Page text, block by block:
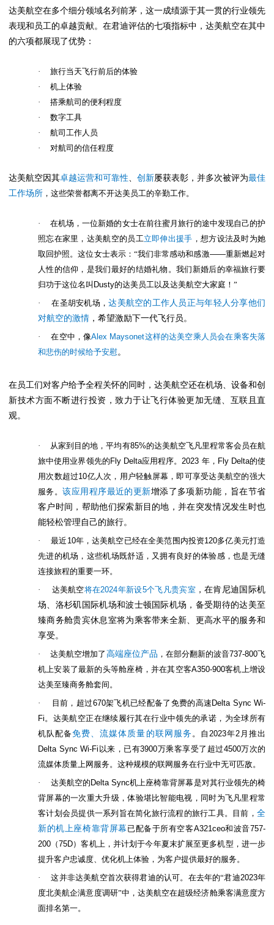
达美航空在多个细分领域名列前茅，这一成绩源于其一贯的行业领先
表现和员工的卓越贡献。在君迪评估的七项指标中，达美航空在其中
的六项都展现了优势：
·
旅行当天飞行前后的体验
·
机上体验
·
搭乘航司的便利程度
·
数字工具
·
航司工作人员
·
对航司的信任程度
达美航空因其卓越运营和可靠性、 创新屡获表彰，并多次被评为最佳
工作场所 ，这些荣誉都离不开达美员工的辛勤工作。
·
在机场，一位新婚的女士在前往蜜月旅行的途中发现自己的护
照忘在家里，达美航空的员工立即伸出援手 ，想方设法及时为她
取回护照。这位女士表示：“我们非常感动和感激——重新燃起对
人性的信仰，是我们最好的结婚礼物。我们新婚后的幸福旅行要
归功于这位名叫 Dusty的达美员工以及达美航空大家庭！”
·
在圣胡安机场，达美航空的工作人员正与年轻人分享他们
对航空的激情 ，希望激励下一代飞行员。
·
在空中，像Alex Maysonet这样的达美空乘人员会在乘客失落
和悲伤的时候给予安慰。
在员工们对客户给予全程关怀的同时，达美航空还在机场、设备和创
新技术方面不断进行投资，致力于让飞行体验更加无缝、互联且直
观。
· 从家到目的地，平均有85%的达美航空飞凡里程常客会员在航
旅中使用业界领先的 Fly Delta应用程序。2023 年， Fly Delta的使
用次数超过10亿人次，用户轻触屏幕，即可享受达美航空的强大
服务。该应用程序最近的更新增添了多项新功能，旨在节省
客户时间，帮助他们探索新目的地，并在突发情况发生时也
能轻松管理自己的旅行。
·
最近 10年，达美航空已经在全美范围内投资120多亿美元打造
先进的机场，这些机场既舒适，又拥有良好的体验感，也是无缝
连接旅程的重要一环。
·
达美航空将在2024年新设5个飞凡贵宾室，在肯尼迪国际机
场、洛杉矶国际机场和波士顿国际机场，备受期待的达美至
臻商务舱贵宾休息室将为乘客带来全新、更高水平的服务和
享受。
·
达美航空增加了 高端座位产品 ，在部分翻新的波音737-800飞
机上安装了最新的头等舱座椅，并在其空客A350-900客机上增设
达美至臻商务舱套间。
·
目前，超过670架飞机已经配备了免费的高速 Delta Sync Wi-
Fi。达美航空正在继续履行其在行业中领先的承诺，为全球所有
机队配备免费、流媒体质量的联网服务 。自 2023年2月推出
Delta Sync Wi-Fi 以来，已有3900万乘客享受了超过4500万次的
流媒体质量上网服务。这种规模的联网服务在行业中无可匹敌。
·
达美航空的 Delta Sync机上座椅靠背屏幕是对其行业领先的椅
背屏幕的一次重大升级，体验堪比智能电视，同时为飞凡里程常
客计划会员提供一系列旨在简化旅行流程的旅行工具。
目前，全
新的机上座椅靠背屏幕 已配备于所有空客A321ceo和波音757-
200 （75D）客机上，并计划于今年夏末扩展至更多机型，进一步
提升客户忠诚度、优化机上体验，为客户提供最好的服务。
·
这并非达美航空首次获得君迪的认可。在去年的“君迪2023年
度北美航企满意度调研”中，达美航空在超级经济舱乘客满意度方
面排名第一。